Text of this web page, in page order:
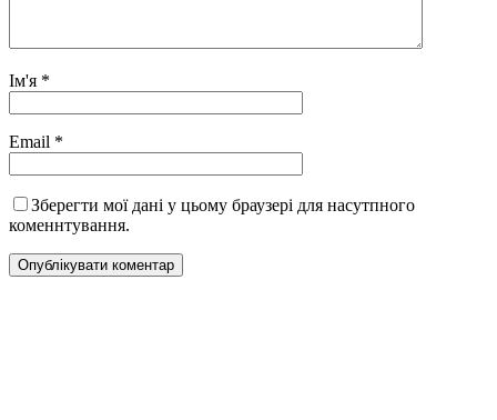
Ім'я *
Email *
Зберегти мої дані у цьому браузері для насутпного
коменнтування.